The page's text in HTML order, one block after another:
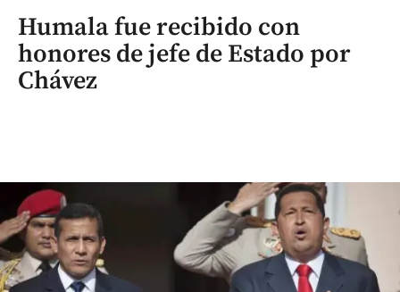
Humala fue recibido con
honores de jefe de Estado por
Chávez